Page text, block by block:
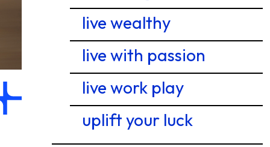
live wealthy
live with passion
live work play
uplift your luck